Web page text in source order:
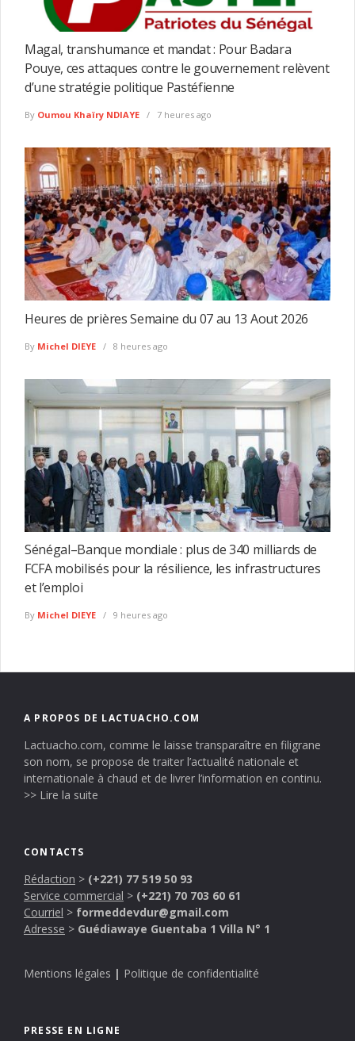
Magal, transhumance et mandat : Pour Badara
Pouye, ces attaques contre le gouvernement relèvent
d’une stratégie politique Pastéfienne
By Oumou Khaïry NDIAYE 7 heures ago
Heures de prières Semaine du 07 au 13 Aout 2026
By Michel DIEYE 8 heures ago
Sénégal–Banque mondiale : plus de 340 milliards de
FCFA mobilisés pour la résilience, les infrastructures
et l’emploi
By Michel DIEYE 9 heures ago
A PROPOS DE LACTUACHO.COM
Lactuacho.com, comme le laisse transparaître en filigrane
son nom, se propose de traiter l’actualité nationale et
internationale à chaud et de livrer l’information en continu.
>> Lire la suite
CONTACTS
Rédaction > (+221) 77 519 50 93
Service commercial > (+221) 70 703 60 61
Courriel > formeddevdur@gmail.com
Adresse > Guédiawaye Guentaba 1 Villa N° 1
Mentions légales | Politique de confidentialité
PRESSE EN LIGNE